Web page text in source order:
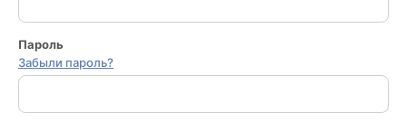
Пароль
Забыли пароль?